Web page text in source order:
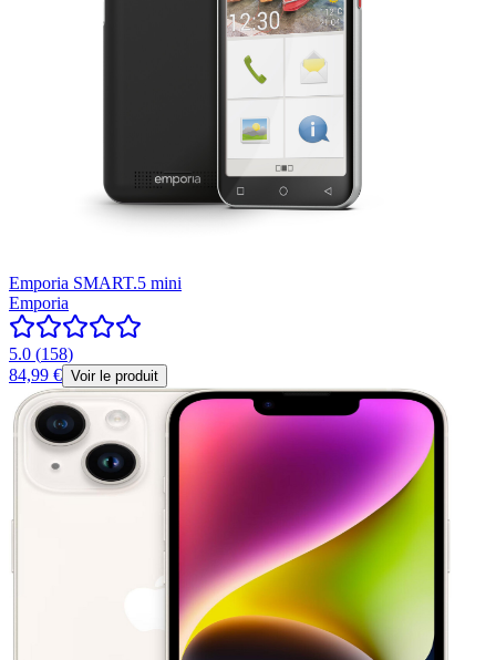
Emporia SMART.5 mini
Emporia
5.0 (158)
84,99 € Voir le produit